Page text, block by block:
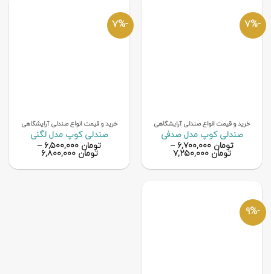
-7%
خرید و قیمت انواع صندلی آرایشگاهی
صندلی کوپ مدل صدفی
تومان ۶,۷۰۰,۰۰۰ –
تومان ۷,۲۵۰,۰۰۰
-7%
خرید و قیمت انواع صندلی آرایشگاهی
صندلی کوپ مدل لگنی
تومان
–
تومان ۶,۸۰۰,۰۰۰
-9%